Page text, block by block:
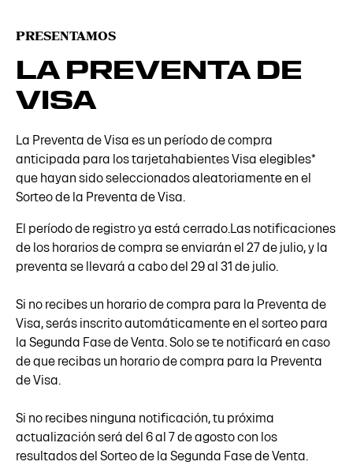
PRESENTAMOS
LA PREVENTA DE
VISA
La Preventa de Visa es un período de compra
anticipada para los tarjetahabientes Visa elegibles*
que hayan sido seleccionados aleatoriamente en el
Sorteo de la Preventa de Visa.
El período de registro ya está cerrado.Las notificaciones
de los horarios de compra se enviarán el 27 de julio, y la
preventa se llevará a cabo del 29 al 31 de julio.
Si no recibes un horario de compra para la Preventa de
Visa, serás inscrito automáticamente en el sorteo para
la Segunda Fase de Venta. Solo se te notificará en caso
de que recibas un horario de compra para la Preventa
de Visa.
Si no recibes ninguna notificación, tu próxima
actualización será del 6 al 7 de agosto con los
resultados del Sorteo de la Segunda Fase de Venta.